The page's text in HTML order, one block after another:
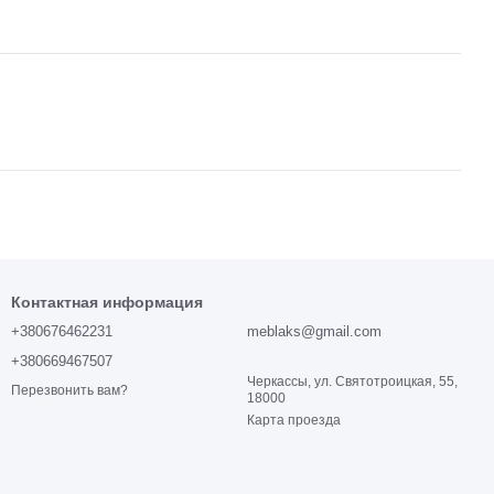
Контактная информация
+380676462231
+380669467507
Перезвонить вам?
meblaks@gmail.com
Черкассы, ул. Святотроицкая, 55,
18000
Карта проезда